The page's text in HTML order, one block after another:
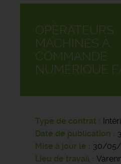
OPÉRATEURS
MACHINES À
COMMANDE
NUMÉRIQUE
Type de contrat
Date de publication
Mise à jour le
30/05/
Lieu de travail